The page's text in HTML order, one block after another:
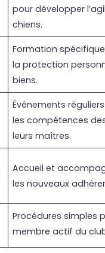
pour développer
chiens.
Formation
la protection
biens.
Événements
les compétences
leurs maîtres.
Accueil et
les nouveaux
Procédures simples
membre actif du